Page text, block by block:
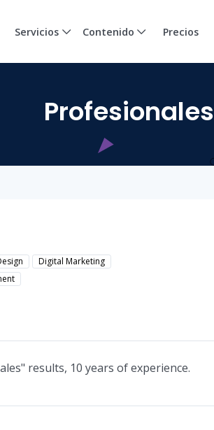
Servicios Contenido Precios
Profesionales
Digital Marketing
results, 10 years of experience.